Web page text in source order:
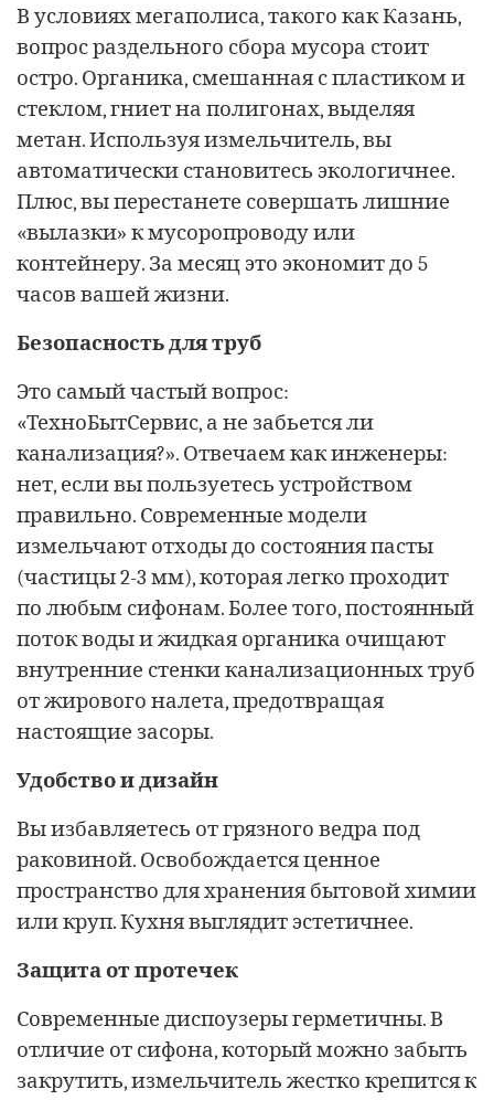
В условиях мегаполиса, такого как Казань,
вопрос раздельного сбора мусора стоит
остро. Органика, смешанная с пластиком и
стеклом, гниет на полигонах, выделяя
метан. Используя измельчитель, вы
автоматически становитесь экологичнее.
Плюс, вы перестанете совершать лишние
«вылазки» к мусоропроводу или
контейнеру. За месяц это экономит до 5
часов вашей жизни.
Безопасность для труб
Это самый частый вопрос:
«ТехноБытСервис, а не забьется ли
канализация?». Отвечаем как инженеры:
нет, если вы пользуетесь устройством
правильно. Современные модели
измельчают отходы до состояния пасты
(частицы 2-3 мм), которая легко проходит
по любым сифонам. Более того, постоянный
поток воды и жидкая органика очищают
внутренние стенки канализационных труб
от жирового налета, предотвращая
настоящие засоры.
Удобство и дизайн
Вы избавляетесь от грязного ведра под
раковиной. Освобождается ценное
пространство для хранения бытовой химии
или круп. Кухня выглядит эстетичнее.
Защита от протечек
Современные диспоузеры герметичны. В
отличие от сифона, который можно забыть
закрутить, измельчитель жестко крепится к